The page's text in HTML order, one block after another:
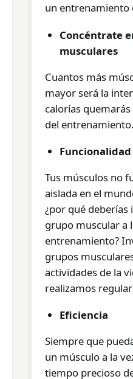
un entrenamiento
Concéntrate
musculares
Cuantos más
mayor será la
calorías
del entrenamiento.
Funcionalidad
Tus músculos no
aislada en el
¿por qué
grupo muscular a
entrenamiento?
grupos
actividades de la
realizamos
Eficiencia
Siempre que
un músculo a la
tiempo precioso